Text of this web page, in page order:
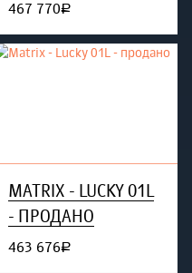
467 770руб.
MATRIX - LUCKY 01L
- ПРОДАНО
463 676руб.